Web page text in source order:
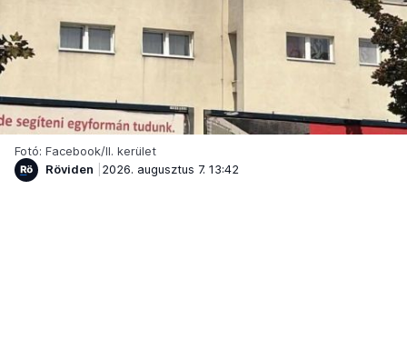
Fotó: Facebook/II. kerület
Röviden
2026. augusztus 7. 13:42